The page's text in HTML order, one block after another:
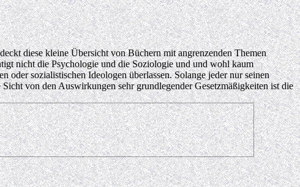
diese kleine Übersicht von Büchern mit angrenzenden Themen
nicht die Psychologie und die Soziologie und und wohl kaum
sozialistischen Ideologen überlassen. Solange jeder nur seinen
von den Auswirkungen sehr grundlegender Gesetzmäßigkeiten ist die